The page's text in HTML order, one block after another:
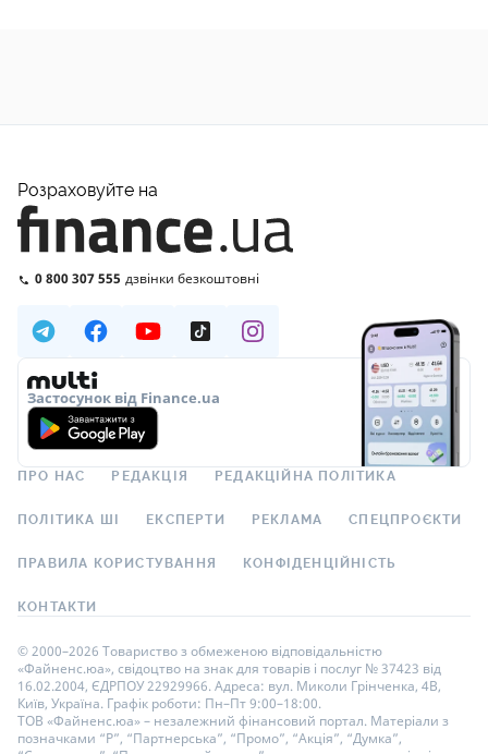
Розраховуйте на
0 800 307 555 дзвінки безкоштовні
Застосунок від Finance.ua
ПРО НАС РЕДАКЦІЯ РЕДАКЦІЙНА ПОЛІТИКА
ПОЛІТИКА ШІ ЕКСПЕРТИ РЕКЛАМА СПЕЦПРОЄКТИ
ПРАВИЛА КОРИСТУВАННЯ КОНФІДЕНЦІЙНІСТЬ
КОНТАКТИ
© 2000–2026 Товариство з обмеженою відповідальністю
«Файненс.юа», свідоцтво на знак для товарів і послуг № 37423 від
16.02.2004, ЄДРПОУ 22929966. Адреса: вул. Миколи Грінченка, 4В,
Київ, Україна. Графік роботи: Пн–Пт 9:00–18:00.
ТОВ «Файненс.юа» – незалежний фінансовий портал. Матеріали з
позначками “Р”, “Партнерська”, “Промо”, “Акція”, “Думка”,